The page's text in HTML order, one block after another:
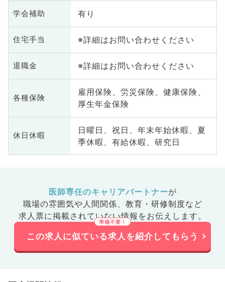
学会補助 有り
住宅手当 ※詳細はお問い合わせください
退職金 ※詳細はお問い合わせください
各種保険
雇用保険、労災保険、健康保険、
厚生年金保険
休日休暇
日曜日、祝日、年末年始休暇、夏
季休暇、有給休暇、研究日
医師専任のキャリアパートナーが
職場の雰囲気や人間関係、 教育・研修制度など
求人票に掲載されていない情報をお伝えします。
この求人に似ている求人を紹介してもらう